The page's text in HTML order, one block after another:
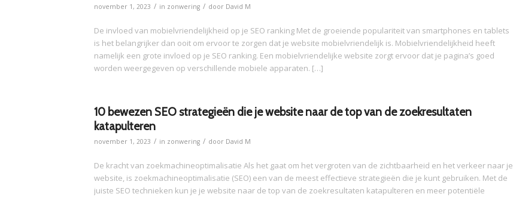
november 1, 2023 / in zonwering / door David M
De invloed van mobielvriendelijkheid op je SEO ranking Met de groeiende populariteit van smartphones en tablets
is het belangrijker dan ooit om ervoor te zorgen dat je website mobielvriendelijk is. Mobielvriendelijkheid heeft
namelijk een grote invloed op je SEO ranking. Een mobielvriendelijke website zorgt ervoor dat je pagina’s goed
worden weergegeven op verschillende mobiele apparaten. […]
10 bewezen SEO strategieën die je website naar de top van de zoekresultaten
katapulteren
november 1, 2023 / in zonwering / door David M
De kracht van zoekmachineoptimalisatie Als het gaat om het vergroten van de zichtbaarheid en het verkeer naar je
website, is zoekmachineoptimalisatie (SEO) een van de meest effectieve strategieën die je kunt gebruiken. Met de
juiste SEO technieken kun je je website naar de top van de zoekresultaten katapulteren en meer potentiële